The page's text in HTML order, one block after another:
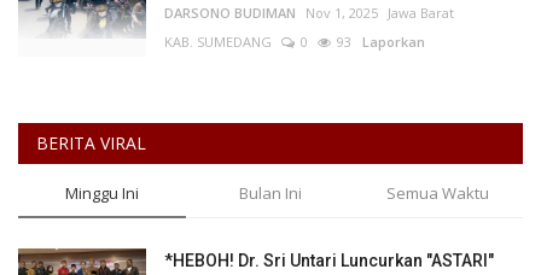
DARSONO BUDIMAN Nov 1, 2025 Jawa Barat
KAB. SUMEDANG
0 93 Laporkan
BERITA VIRAL
Minggu Ini Bulan Ini Semua Waktu
*HEBOH! Dr. Sri Untari Luncurkan "ASTARI"